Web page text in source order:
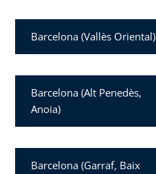
Barcelona (Vallès Oriental)
Barcelona (Alt Penedès,
Anoia)
Barcelona (Garraf, Baix